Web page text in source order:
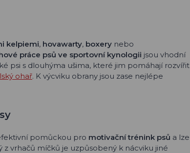
kelpiemi, hovawarty, boxery nebo
práce psů ve sportovní kynologii jsou vhodní
psi s dlouhýma ušima, které jim pomáhají rozvířit
ohař. K výcviku obrany jsou zase nejlépe
pomůckou pro motivační trénink psů a lze
vrhačů míčků je uzpůsobený k nácviku jiné